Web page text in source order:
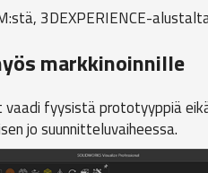
3DEXPERIENCE-
markkinoinnille
fyysistä prototyyppiä
jo suunnitteluvaiheessa.